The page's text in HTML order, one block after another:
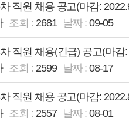
직원 채용 공고(마감:
2681 09-05
직원 채용(긴급) 공고(마감:
2599 08-17
직원 채용 공고(마감:
2557 08-01